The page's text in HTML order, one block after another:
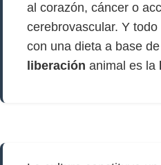
al corazón, cáncer o
cerebrovascular. Y
con una dieta a base
liberación animal es la